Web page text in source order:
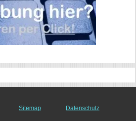
Sitemap Datenschutz